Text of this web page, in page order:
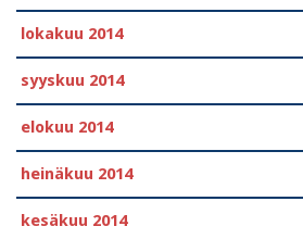
lokakuu 2014
syyskuu 2014
elokuu 2014
heinäkuu 2014
kesäkuu 2014